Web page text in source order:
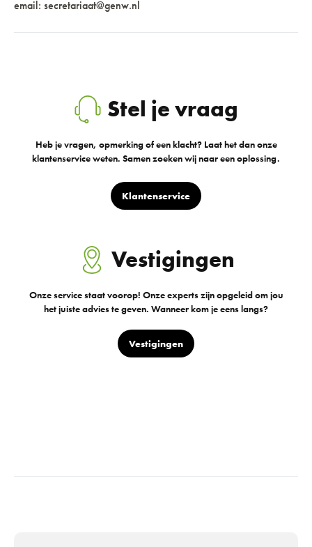
email: secretariaat@genw.nl
Stel je vraag
Heb je vragen, opmerking of een klacht? Laat het dan onze
klantenservice weten. Samen zoeken wij naar een oplossing.
Klantenservice
Vestigingen
Onze service staat voorop! Onze experts zijn opgeleid om jou
het juiste advies te geven. Wanneer kom je eens langs?
Vestigingen